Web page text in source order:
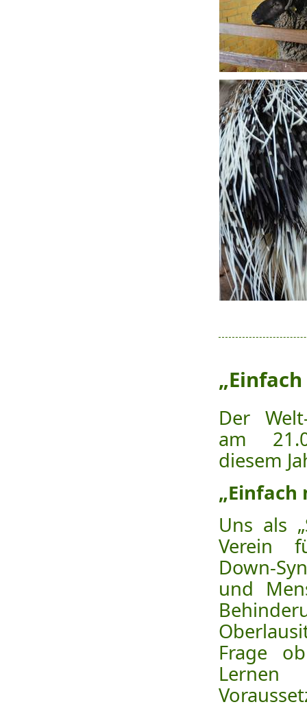
Der
am
diesem
„Einfach
Uns als
Verein
Down-
und
Frage